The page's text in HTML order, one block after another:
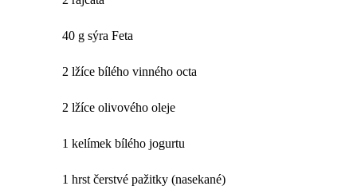
40 g sýra Feta
2 lžíce bílého vinného octa
2 lžíce olivového oleje
1 kelímek bílého jogurtu
1 hrst čerstvé pažitky (nasekané)